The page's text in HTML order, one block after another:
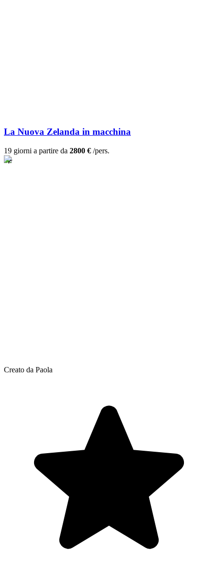
La Nuova Zelanda in macchina
19 giorni a partire da 2800 € /pers.
Creato da Paola